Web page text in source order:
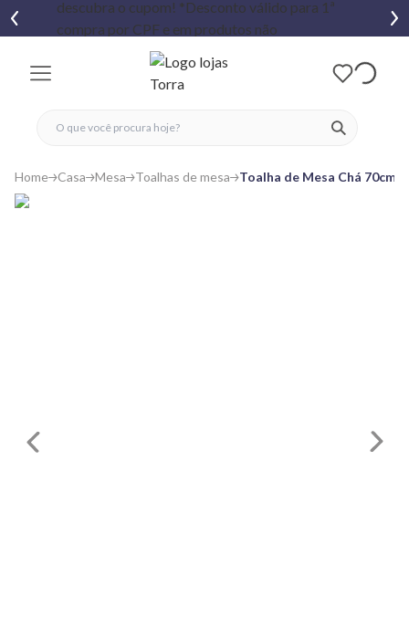
ver
fechar menu
fechar menu
favoritos
Home Casa Mesa Toalhas de mesa Toalha de Mesa Chá 70cm